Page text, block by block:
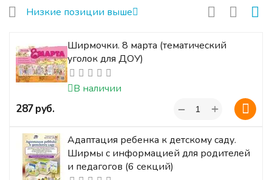
Низкие позиции выше
Ширмочки. 8 марта (тематический
уголок для ДОУ)
В наличии
‍287‍руб. +
−
Адаптация ребенка к детскому саду.
Ширмы с информацией для родителей
и педагогов (6 секций)